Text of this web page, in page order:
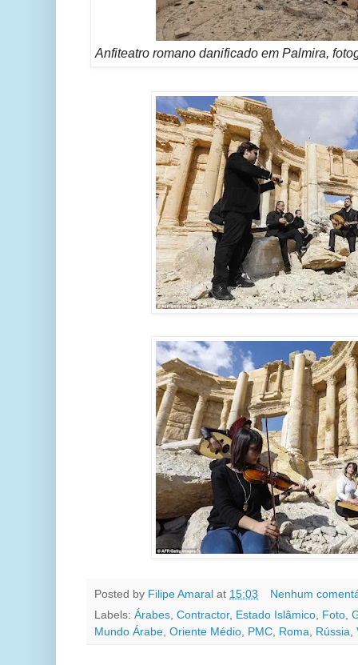
Anfiteatro romano danificado em Palmira,
Posted by Filipe Amaral at 15:03
Nenhum
Labels: Árabes, Contractor, Estado Islâmico, Foto,
Mundo Árabe, Oriente Médio, PMC, Roma, Rússia,